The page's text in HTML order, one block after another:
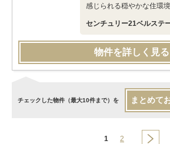
感じられる穏やかな住環
センチュリー21ベルステ
物件を詳しく見る
チェックした物件（最大10件まで）を まとめて
1 2